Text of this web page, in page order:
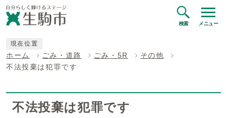
検索 メニュー
現在位置
ホーム ごみ・道路 ごみ・5R
その他
不法投棄は犯罪です
不法投棄は犯罪です